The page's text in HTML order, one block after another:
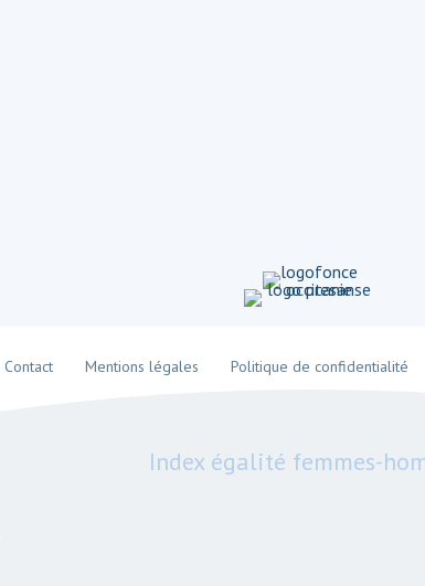
Contact Mentions légales Politique de confidentialité
Index égalité femmes-